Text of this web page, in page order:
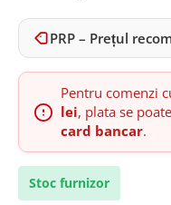
PRP – Prețul
Pentru comenzi
lei, plata se
card bancar.
Stoc furnizor